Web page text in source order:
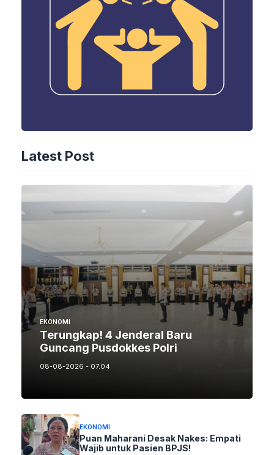
Latest Post
EKONOMI
Terungkap! 4 Jenderal Baru
Guncang Pusdokkes Polri
08-08-2026 - 07.04
EKONOMI
Puan Maharani Desak Nakes: Empati
Wajib untuk Pasien BPJS!